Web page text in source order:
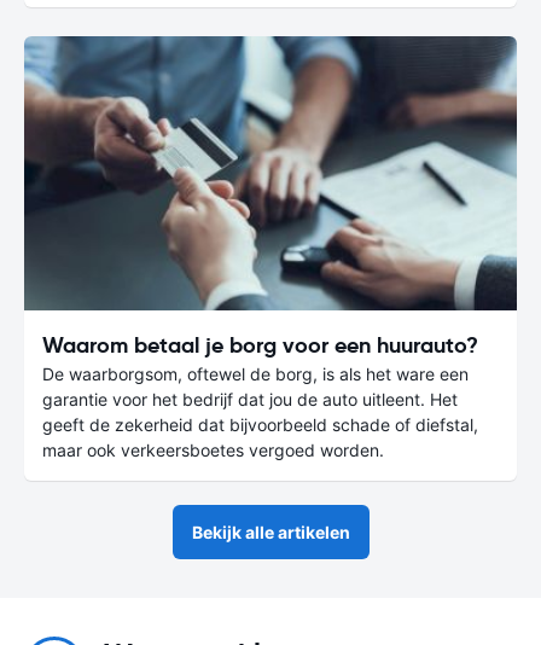
Waarom betaal je borg voor een huurauto?
De waarborgsom, oftewel de borg, is als het ware een
garantie voor het bedrijf dat jou de auto uitleent. Het
geeft de zekerheid dat bijvoorbeeld schade of diefstal,
maar ook verkeersboetes vergoed worden.
Bekijk alle artikelen